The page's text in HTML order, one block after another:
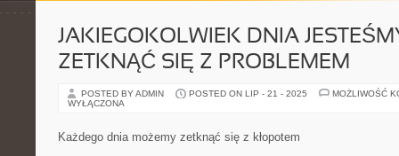
JAKIEGOKOLWIEK DNIA
ZETKNĄĆ SIĘ Z PROBLEMEM
POSTED BY ADMIN POSTED ON LIP - 21 - 2025
MOŻLIWOŚĆ
WYŁĄCZONA
Każdego dnia możemy zetknąć się z kłopotem